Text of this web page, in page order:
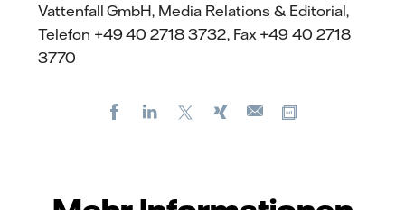
Vattenfall GmbH, Media Relations & Editorial,
Telefon +49 40 2718 3732, Fax +49 40 2718
3770
FacebookLinkedIn Xing
E-